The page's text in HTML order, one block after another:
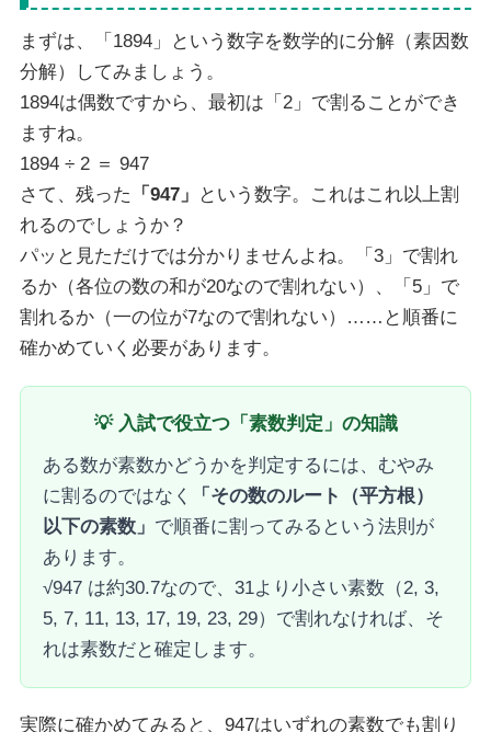
まずは、「1894」という数字を数学的に分解（素因数
分解）してみましょう。
1894は偶数ですから、最初は「2」で割ることができ
ますね。
1894 ÷ 2 ＝ 947
さて、残った
「947」
という数字。これはこれ以上割
れるのでしょうか？
パッと見ただけでは分かりませんよね。「3」で割れ
るか（各位の数の和が20なので割れない）、「5」で
割れるか（一の位が7なので割れない）……と順番に
確かめていく必要があります。
💡 入試で役立つ「素数判定」の知識
ある数が素数かどうかを判定するには、むやみ
に割るのではなく
「その数のルート（平方根）
以下の素数」 で順番に割ってみるという法則が
あります。
√947 は約30.7なので、31より小さい素数（2, 3,
5, 7, 11, 13, 17, 19, 23, 29）で割れなければ、そ
れは素数だと確定します。
実際に確かめてみると、947はいずれの素数でも割り